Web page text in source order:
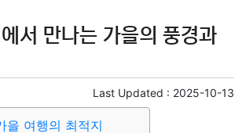
일상 주식 암호화폐 블록체인
미용 증권 인테리어
서 만나는 가을의 풍경과
Last Updated : 2025-10-13
을 여행의 최적지